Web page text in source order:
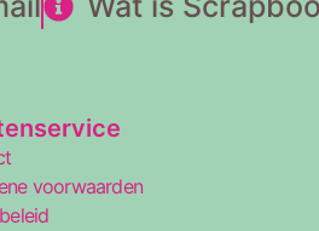
voorwaarden